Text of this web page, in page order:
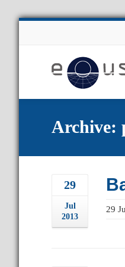
Archive:
29
Jul
2013
29